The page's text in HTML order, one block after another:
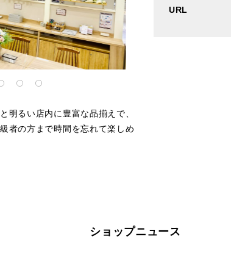
明るい店内に豊富な品揃えで、
者の方まで時間を忘れて楽しめ
URL
ショップニュース